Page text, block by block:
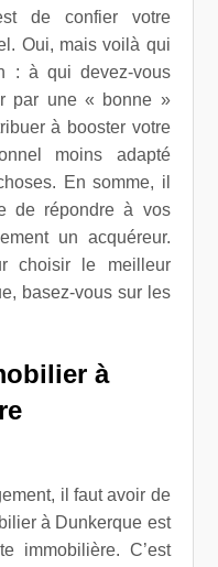
de confier votre
Oui, mais voilà qui
: à qui devez-vous
par une « bonne »
à booster votre
moins adapté
En somme, il
de répondre à vos
un acquéreur.
choisir le meilleur
basez-vous sur les
à
il faut avoir de
à Dunkerque est
immobilière. C’est